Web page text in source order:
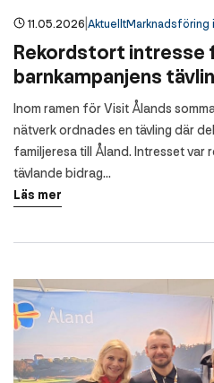
11.05.2026 AktuelltMarknadsföring
Rekordstort intresse
barnkampanjens
Inom ramen för Visit Ålands
nätverk ordnades en tävling där
familjeresa till Åland. Intresset
tävlande bidrag…
Läs mer